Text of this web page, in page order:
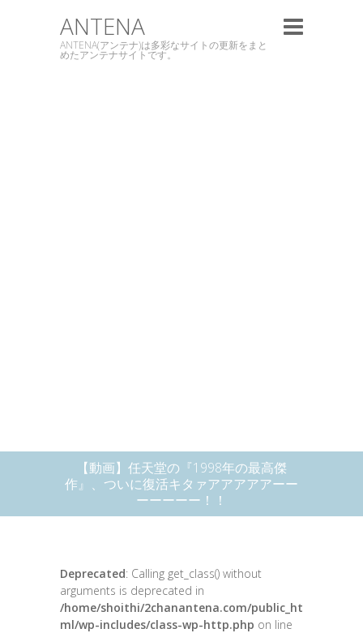
ANTENA
ANTENA(アンテナ)は多彩なサイトの更新をまと
めたアンテナサイトです。
【動画】任天堂の『1998年の最高傑
作』、ついに復活キタァアアアアアーー
ーーーーー！！
Deprecated: Calling get_class() without
arguments is deprecated in
/home/shoithi/2chanantena.com/public_ht
ml/wp-includes/class-wp-http.php on line